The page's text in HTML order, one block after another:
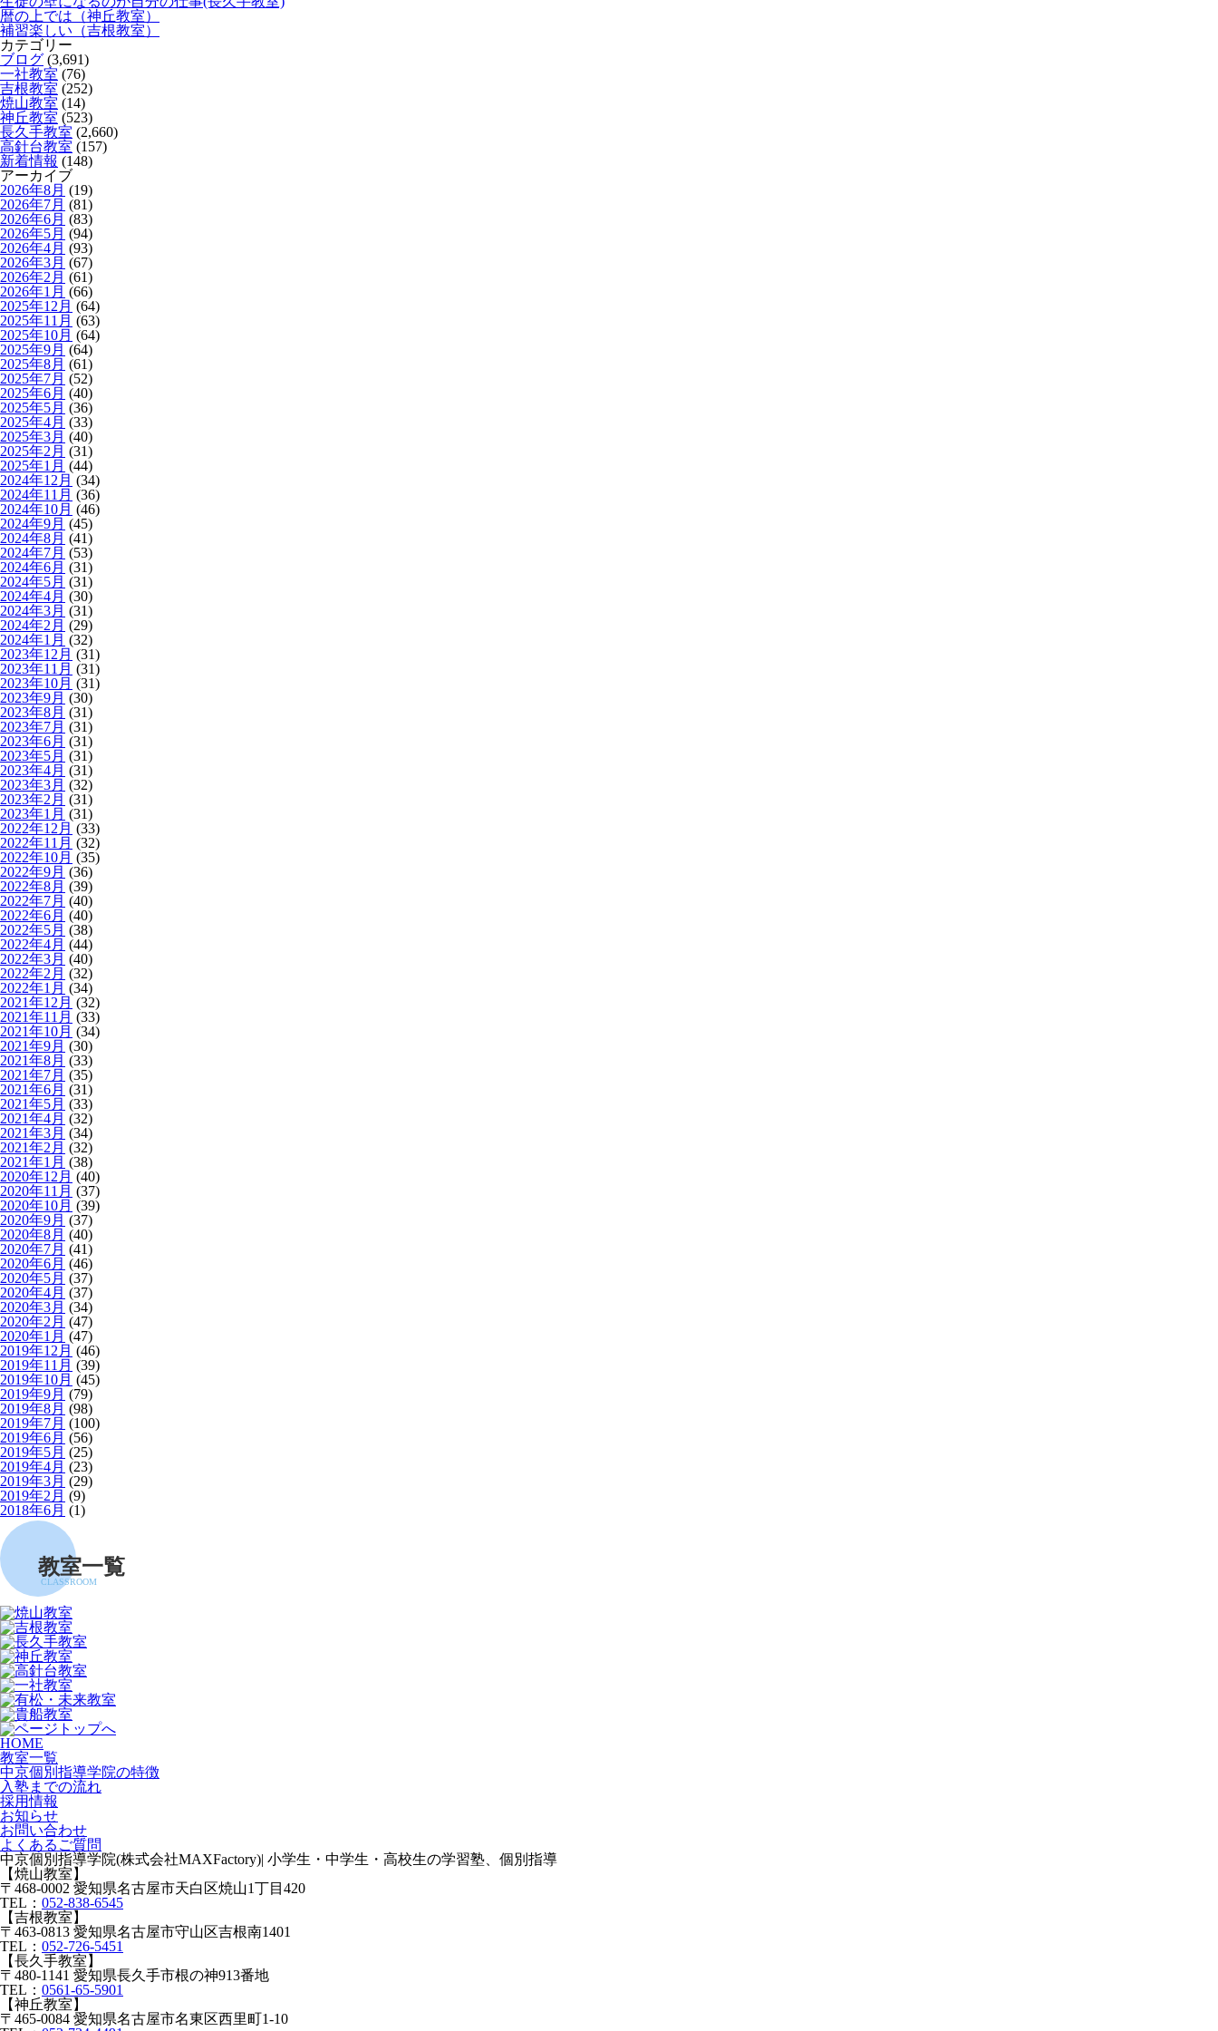
暦の上では（神丘教室）
補習楽しい（吉根教室）
カテゴリー
ブログ (3,691)
一社教室 (76)
吉根教室 (252)
焼山教室 (14)
神丘教室 (523)
長久手教室 (2,660)
高針台教室 (157)
新着情報 (148)
アーカイブ
2026年8月 (19)
2026年7月 (81)
2026年6月 (83)
2026年5月 (94)
2026年4月 (93)
2026年3月 (67)
2026年2月 (61)
2026年1月 (66)
2025年12月 (64)
2025年11月 (63)
2025年10月 (64)
2025年9月 (64)
2025年8月 (61)
2025年7月 (52)
2025年6月 (40)
2025年5月 (36)
2025年4月 (33)
2025年3月 (40)
2025年2月 (31)
2025年1月 (44)
2024年12月 (34)
2024年11月 (36)
2024年10月 (46)
2024年9月 (45)
2024年8月 (41)
2024年7月 (53)
2024年6月 (31)
2024年5月 (31)
2024年4月 (30)
2024年3月 (31)
2024年2月 (29)
2024年1月 (32)
2023年12月 (31)
2023年11月 (31)
2023年10月 (31)
2023年9月 (30)
2023年8月 (31)
2023年7月 (31)
2023年6月 (31)
2023年5月 (31)
2023年4月 (31)
2023年3月 (32)
2023年2月 (31)
2023年1月 (31)
2022年12月 (33)
2022年11月 (32)
2022年10月 (35)
2022年9月 (36)
2022年8月 (39)
2022年7月 (40)
2022年6月 (40)
2022年5月 (38)
2022年4月 (44)
2022年3月 (40)
2022年2月 (32)
2022年1月 (34)
2021年12月 (32)
2021年11月 (33)
2021年10月 (34)
2021年9月 (30)
2021年8月 (33)
2021年7月 (35)
2021年6月 (31)
2021年5月 (33)
2021年4月 (32)
2021年3月 (34)
2021年2月 (32)
2021年1月 (38)
2020年12月 (40)
2020年11月 (37)
2020年10月 (39)
2020年9月 (37)
2020年8月 (40)
2020年7月 (41)
2020年6月 (46)
2020年5月 (37)
2020年4月 (37)
2020年3月 (34)
2020年2月 (47)
2020年1月 (47)
2019年12月 (46)
2019年11月 (39)
2019年10月 (45)
2019年9月 (79)
2019年8月 (98)
2019年7月 (100)
2019年6月 (56)
2019年5月 (25)
2019年4月 (23)
2019年3月 (29)
2019年2月 (9)
2018年6月 (1)
教室一覧
CLASSROOM
HOME
教室一覧
中京個別指導学院の特徴
入塾までの流れ
採用情報
お知らせ
お問い合わせ
よくあるご質問
中京個別指導学院(株式会社MAXFactory)| 小学生・中学生・高校生の学習塾、個別指導
【焼山教室】
〒468-0002 愛知県名古屋市天白区焼山1丁目420
TEL： 052-838-6545
【吉根教室】
〒463-0813 愛知県名古屋市守山区吉根南1401
TEL： 052-726-5451
【長久手教室】
〒480-1141 愛知県長久手市根の神913番地
TEL： 0561-65-5901
【神丘教室】
〒465-0084 愛知県名古屋市名東区西里町1-10